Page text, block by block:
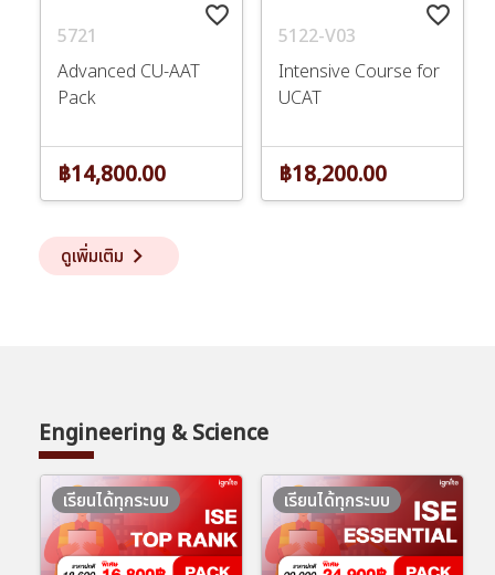
ดูเพิ่มเติม keyboard_arrow_right
favorite_border
5721
Advanced CU-AAT
Pack
฿14,800.00
favorite_border
5122-V03
Intensive Course for
UCAT
฿18,200.00
Engineering & Science
เรียนได้ทุกระบบ เรียนได้ทุกระบบ